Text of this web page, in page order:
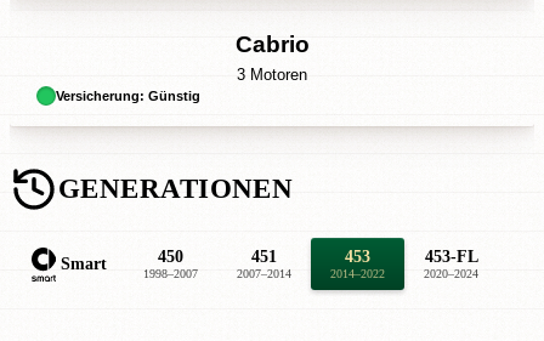
Cabrio
3 Motoren
Versicherung: Günstig
GENERATIONEN
Smart 450
1998–2007
451
2007–2014
453
2014–2022
453-FL
2020–2024